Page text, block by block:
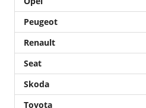
Peugeot
Renault
Seat
Skoda
Toyota